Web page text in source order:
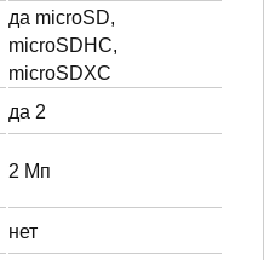
да microSD,
microSDHC,
microSDXC
да 2
2 Мп
нет